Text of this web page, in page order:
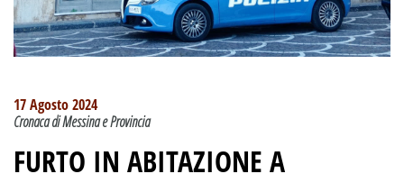
17 Agosto 2024
Cronaca di Messina e Provincia
FURTO IN ABITAZIONE A